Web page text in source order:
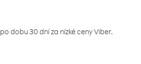
dobu 30 dní za nízké ceny Viber.